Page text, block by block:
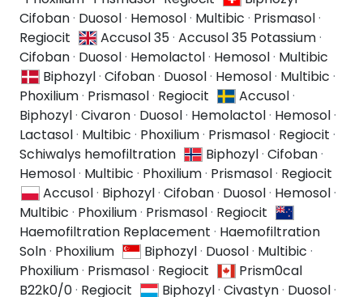
Cifoban· Duosol· Hemosol· Multibic · Prismasol·
Regiocit
Accusol 35·Accusol 35 Potassium·
Cifoban· Duosol· Hemolactol· Hemosol· Multibic
Biphozyl·Cifoban· Duosol· Hemosol· Multibic ·
Phoxilium· Prismasol· Regiocit Accusol·
Biphozyl· Civaron· Duosol· Hemolactol· Hemosol·
Lactasol· Multibic · Phoxilium· Prismasol· Regiocit ·
Schiwalys hemofiltration
Biphozyl·Cifoban·
Hemosol· Multibic · Phoxilium· Prismasol· Regiocit
Accusol· Biphozyl·Cifoban· Duosol· Hemosol·
Multibic · Phoxilium· Prismasol· Regiocit
Haemofiltration Replacement · Haemofiltration
Soln· Phoxilium Biphozyl· Duosol· Multibic ·
Phoxilium· Prismasol· Regiocit
Prism0cal
B22k0/0· Regiocit Biphozyl·Civastyn· Duosol·